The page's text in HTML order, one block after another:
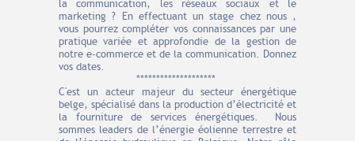
la communication, les réseaux sociaux et le
marketing ? En effectuant un stage chez nous ,
vous pourrez compléter vos connaissances par une
pratique variée et approfondie de la gestion de
notre e-commerce et de la communication. Donnez
vos dates.
********************
C'est un acteur majeur du secteur énergétique
belge, spécialisé dans la production d’électricité et
la fourniture de services énergétiques. Nous
sommes leaders de l’énergie éolienne terrestre et